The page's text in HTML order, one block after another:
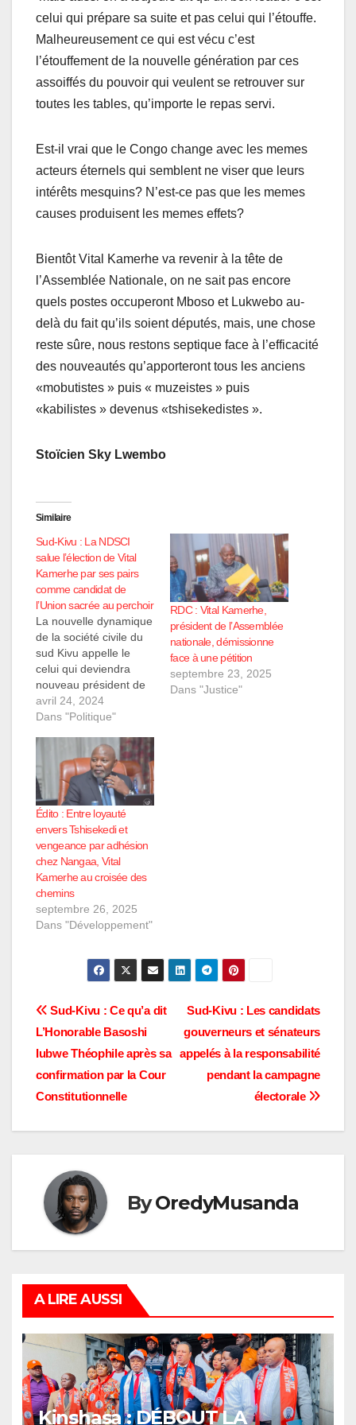
celui qui prépare sa suite et pas celui qui l’étouffe.
Malheureusement ce qui est vécu c’est
l’étouffement de la nouvelle génération par ces
assoiffés du pouvoir qui veulent se retrouver sur
toutes les tables, qu’importe le repas servi.
Est-il vrai que le Congo change avec les memes
acteurs éternels qui semblent ne viser que leurs
intérêts mesquins? N’est-ce pas que les memes
causes produisent les memes effets?
Bientôt Vital Kamerhe va revenir à la tête de
l’Assemblée Nationale, on ne sait pas encore
quels postes occuperont Mboso et Lukwebo au-
delà du fait qu’ils soient députés, mais, une chose
reste sûre, nous restons septique face à l’efficacité
des nouveautés qu’apporteront tous les anciens
«mobutistes » puis « muzeistes » puis
«kabilistes » devenus «tshisekedistes ».
Stoïcien Sky Lwembo
Similaire
Sud-Kivu : La NDSCI
salue l’élection de Vital
Kamerhe par ses pairs
comme candidat de
l’Union sacrée au perchoir
La nouvelle dynamique
de la société civile du
sud Kivu appelle le
celui qui deviendra
nouveau président de
l’Assemblée Nationale
après élection par les
œuvrer pour l'intérêt du
peuple. La Nouvelle
Dynamique de la
Société Civile du Sud-
Kivu (NDSCI) a pris
acte de l'élection de
Vital Kamerhe…
avril 24, 2024
Dans "Politique"
RDC : Vital Kamerhe,
président de l’Assemblée
nationale, démissionne
face à une pétition
septembre 23, 2025
Dans "Justice"
Édito : Entre loyauté
envers Tshisekedi et
vengeance par adhésion
chez Nangaa, Vital
Kamerhe au croisée des
chemins
septembre 26, 2025
Dans "Développement"
Navigation
de
l’article
Sud-Kivu : Les candidats
gouverneurs et sénateurs
appelés à la responsabilité
pendant la campagne
électorale
Sud-Kivu : Ce qu’a dit
L’Honorable Basoshi
Iubwe Théophile après sa
confirmation par la Cour
Constitutionnelle
ByOredyMusanda
A LIRE AUSSI
Kinshasa : DÉBOUT LA